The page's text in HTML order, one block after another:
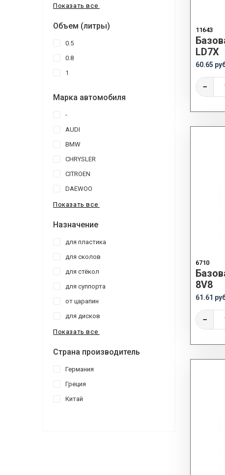
Показать все
Объем (литры)
0.5
0.8
1
Марка автомобиля
-
AUDI
BMW
CHRYSLER
CITROEN
DAEWOO
Показать все
Назначение
для пластика
для сколов
для стёкол
для суппорта
от царапин
для дисков
Показать все
Страна производитель
Германия
Греция
Китай
11643
LD7X
60.65
−
6710
8V8
61.61
−